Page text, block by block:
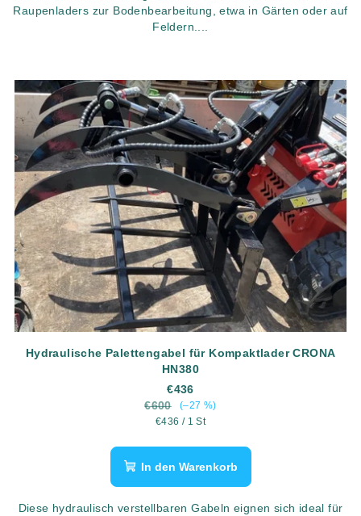
Raupenladers zur Bodenbearbeitung, etwa in Gärten oder auf
Feldern....
Hydraulische Palettengabel für Kompaktlader CRONA
HN380
€436
€600
(–27 %)
Verkaufspreis:
€436 / 1 St
In den Warenkorb
Diese hydraulisch verstellbaren Gabeln eignen sich ideal für